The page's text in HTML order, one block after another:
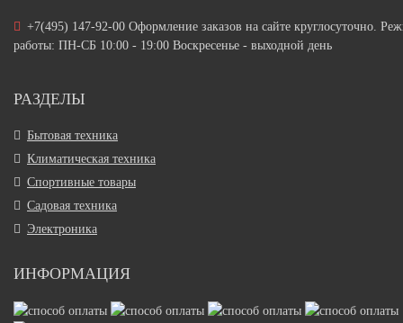
+7(495) 147-92-00 Оформление заказов на сайте круглосуточно.
работы: ПН-СБ 10:00 - 19:00 Воскресенье - выходной день
РАЗДЕЛЫ
Бытовая техника
Климатическая техника
Спортивные товары
Садовая техника
Электроника
ИНФОРМАЦИЯ